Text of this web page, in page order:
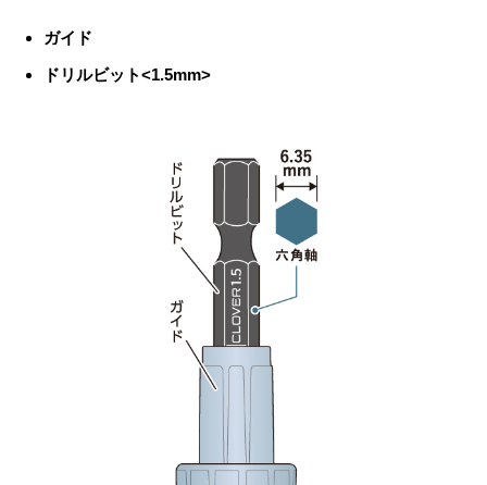
ガイド
ドリルビット<1.5mm>